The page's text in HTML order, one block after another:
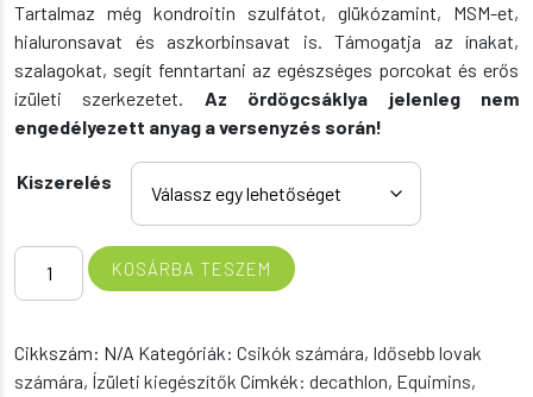
Tartalmaz még kondroitin szulfátot, glükózamint, MSM-et,
hialuronsavat és aszkorbinsavat is. Támogatja az ínakat,
szalagokat, segít fenntartani az egészséges porcokat és erős
ízületi szerkezetet. Az ördögcsáklya jelenleg nem
engedélyezett anyag a versenyzés során!
Kiszerelés
Flexijoint
ízületi
folyadék
mennyiség
KOSÁRBA TESZEM
Cikkszám: N/A Kategóriák: Csikók számára, Idősebb lovak
számára, Ízületi kiegészítők Címkék: decathlon, Equimins,